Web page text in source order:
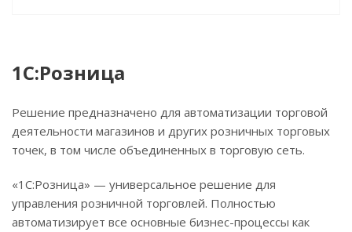
1С:Розница
Решение предназначено для автоматизации торговой
деятельности магазинов и других розничных торговых
точек, в том числе объединенных в торговую сеть.
«1С:Розница» — универсальное решение для
управления розничной торговлей. Полностью
автоматизирует все основные бизнес-процессы как